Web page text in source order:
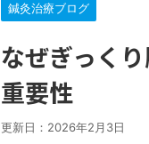
鍼灸治療ブログ
なぜぎっく
重要性
更新日： 2026年2月3日